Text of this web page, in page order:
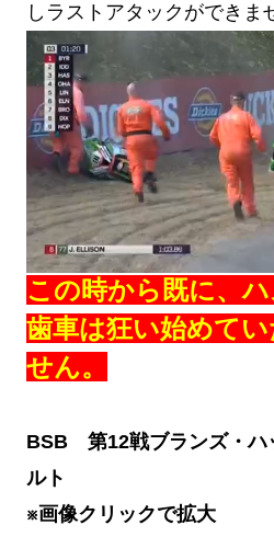
しラストアタックができま
この時から既に、
歯車は狂い始めて
せん。
BSB 第12戦ブランズ・ハ
ルト
※画像クリックで拡大